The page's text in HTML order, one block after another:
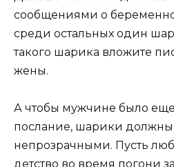
сообщениями о
среди остальных один
такого шарика вложите
жены.
А чтобы мужчине было
послание, шарики должны
непрозрачными. Пусть
детство во время погони